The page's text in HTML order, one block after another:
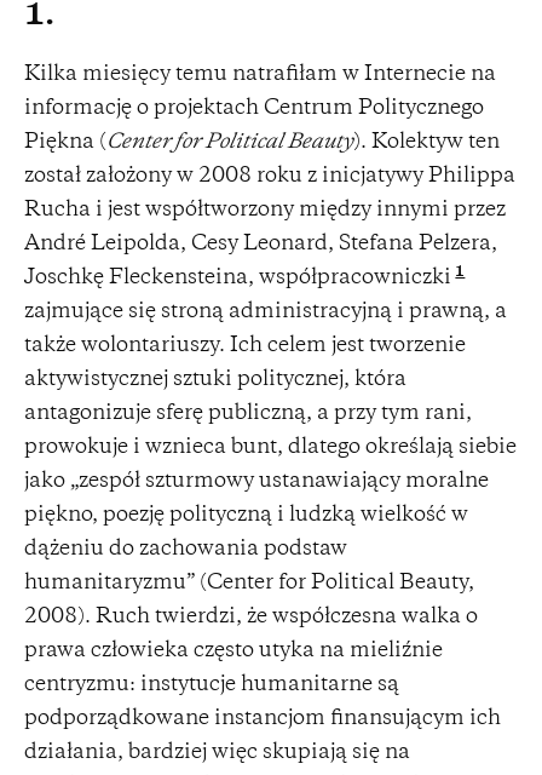
1.
Kilka miesięcy temu natrafiłam w Internecie na
informację o projektach Centrum Politycznego
Piękna ( Center for Political Beauty). Kolektyw ten
został założony w 2008 roku z inicjatywy Philippa
Rucha i jest współtworzony między innymi przez
André Leipolda, Cesy Leonard, Stefana Pelzera,
Joschkę Fleckensteina, współpracowniczki 1
zajmujące się stroną administracyjną i prawną, a
także wolontariuszy. Ich celem jest tworzenie
aktywistycznej sztuki politycznej, która
antagonizuje sferę publiczną, a przy tym rani,
prowokuje i wznieca bunt, dlatego określają siebie
jako „zespół szturmowy ustanawiający moralne
piękno, poezję polityczną i ludzką wielkość w
dążeniu do zachowania podstaw
humanitaryzmu” (Center for Political Beauty,
2008). Ruch twierdzi, że współczesna walka o
prawa człowieka często utyka na mieliźnie
centryzmu: instytucje humanitarne są
podporządkowane instancjom finansującym ich
działania, bardziej więc skupiają się na